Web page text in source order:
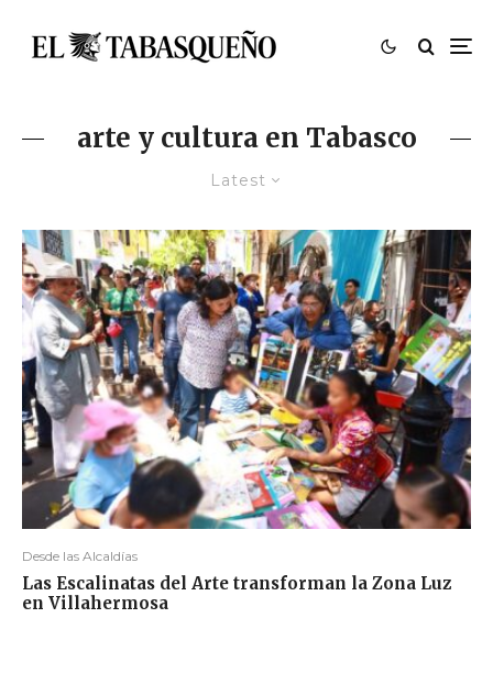
arte y cultura en Tabasco
Latest
Desde las Alcaldías
Las Escalinatas del Arte transforman la Zona Luz
en Villahermosa